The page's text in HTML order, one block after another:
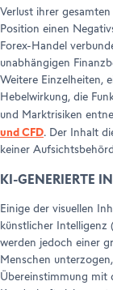
Verlust ihrer
Position einen
Forex-Handel
unabhängigen
Weitere Einzelheiten,
Hebelwirkung, die
und Marktrisiken
und CFD. Der Inhalt
keiner
KI-GENERIERTE
Einige der visuellen
künstlicher Intelligenz
werden jedoch einer
Menschen
Übereinstimmung mit